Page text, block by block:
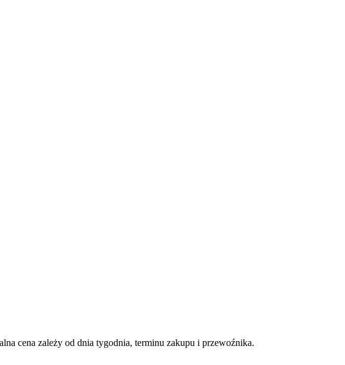
cena zależy od dnia tygodnia, terminu zakupu i przewoźnika.